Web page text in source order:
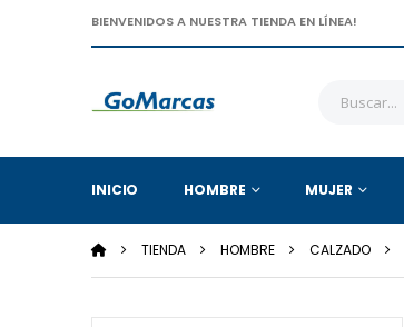
BIENVENIDOS A NUESTRA TIENDA EN LÍNEA!
INICIO HOMBRE MUJER
TIENDA HOMBRE CALZADO